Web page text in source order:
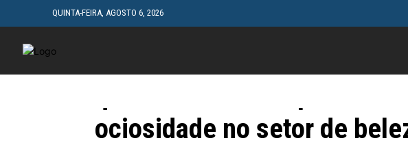
QUINTA-FEIRA, AGOSTO 6, 2026
ociosidade no setor de